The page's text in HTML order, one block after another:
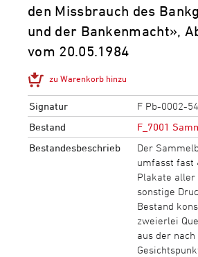
den Missbrauch des
und der Bankenmacht»,
vom 20.05.1984
zu Warenkorb hinzu
Signatur
F Pb-0002-54
Bestand
F_7001
Bestandesbeschrieb
Der
umfasst fast
Plakate aller
sonstige
Bestand
zweierlei
aus der